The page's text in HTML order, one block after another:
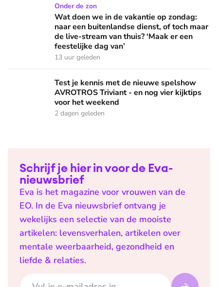
Wat doen we in de vakantie op zondag: naar een
Onder de zon
Wat doen we in de vakantie op zondag:
naar een buitenlandse dienst, of toch maar
de live-stream van thuis? ‘Maak er een
feestelijke dag van’
13 uur geleden
Test je kennis met de nieuwe spelshow AVROTROS
Test je kennis met de nieuwe spelshow
AVROTROS Triviant - en nog vier kijktips
voor het weekend
2 dagen geleden
Schrijf je hier in voor de Eva-
nieuwsbrief
Eva is het magazine voor vrouwen van de
EO. In de Eva nieuwsbrief ontvang je
wekelijks een selectie van de mooiste
artikelen: levensverhalen, artikelen over
mentale weerbaarheid, gezondheid en
liefde & relaties.